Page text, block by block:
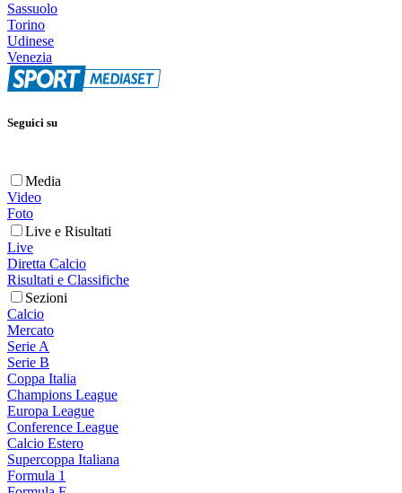
Sassuolo
Torino
Udinese
Venezia
Seguici su
Media
Video
Foto
Live e Risultati
Live
Diretta Calcio
Risultati e Classifiche
Sezioni
Calcio
Mercato
Serie A
Serie B
Coppa Italia
Champions League
Europa League
Conference League
Calcio Estero
Supercoppa Italiana
Formula 1